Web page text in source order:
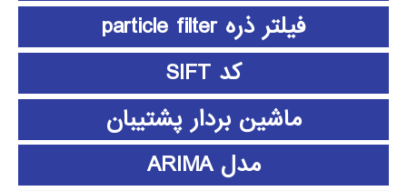
فیلتر ذره particle filter
کد SIFT
ماشین بردار پشتیبان
مدل ARIMA